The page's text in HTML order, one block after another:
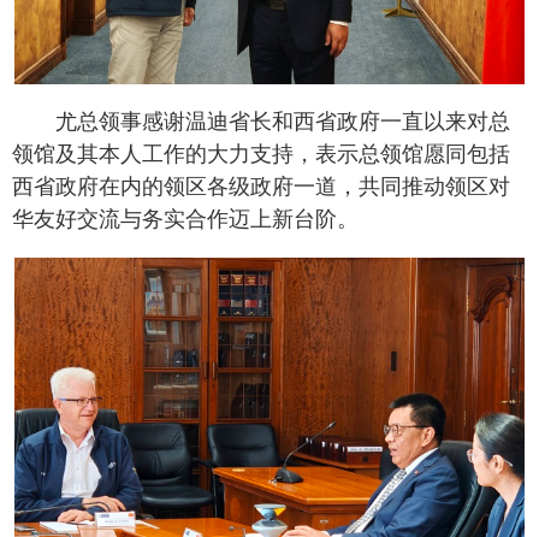
尤总领事感谢温迪省长和西省政府一直以来对总
领馆及其本人工作的大力支持，表示总领馆愿同包括
西省政府在内的领区各级政府一道，共同推动领区对
华友好交流与务实合作迈上新台阶。